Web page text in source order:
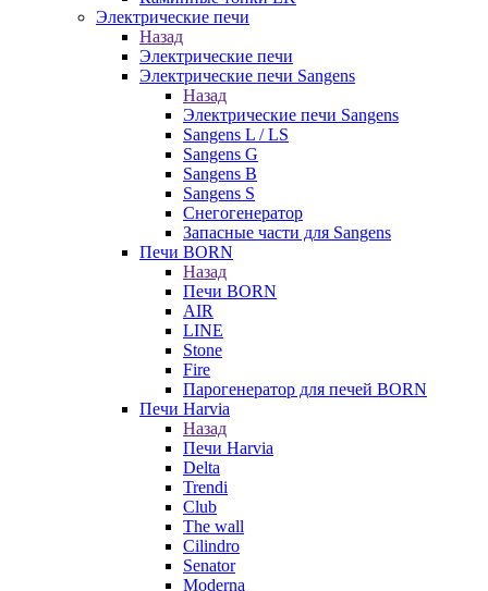
Электрические печи
Назад
Электрические печи
Электрические печи Sangens
Назад
Электрические печи Sangens
Sangens L / LS
Sangens G
Sangens B
Sangens S
Снегогенератор
Запасные части для Sangens
Печи BORN
Назад
Печи BORN
AIR
LINE
Stone
Fire
Парогенератор для печей BORN
Печи Harvia
Назад
Печи Harvia
Delta
Trendi
Club
The wall
Cilindro
Senator
Moderna